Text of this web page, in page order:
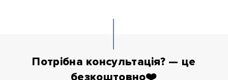
Потрібна консультація? — це